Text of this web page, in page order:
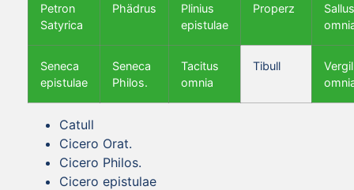
Petron
Satyrica
Phädrus
Plinius
epistulae
Properz
Seneca
epistulae
Seneca
Philos.
Tacitus
omnia
Tibull
Vergil
Catull
Cicero Orat.
Cicero Philos.
Cicero epistulae